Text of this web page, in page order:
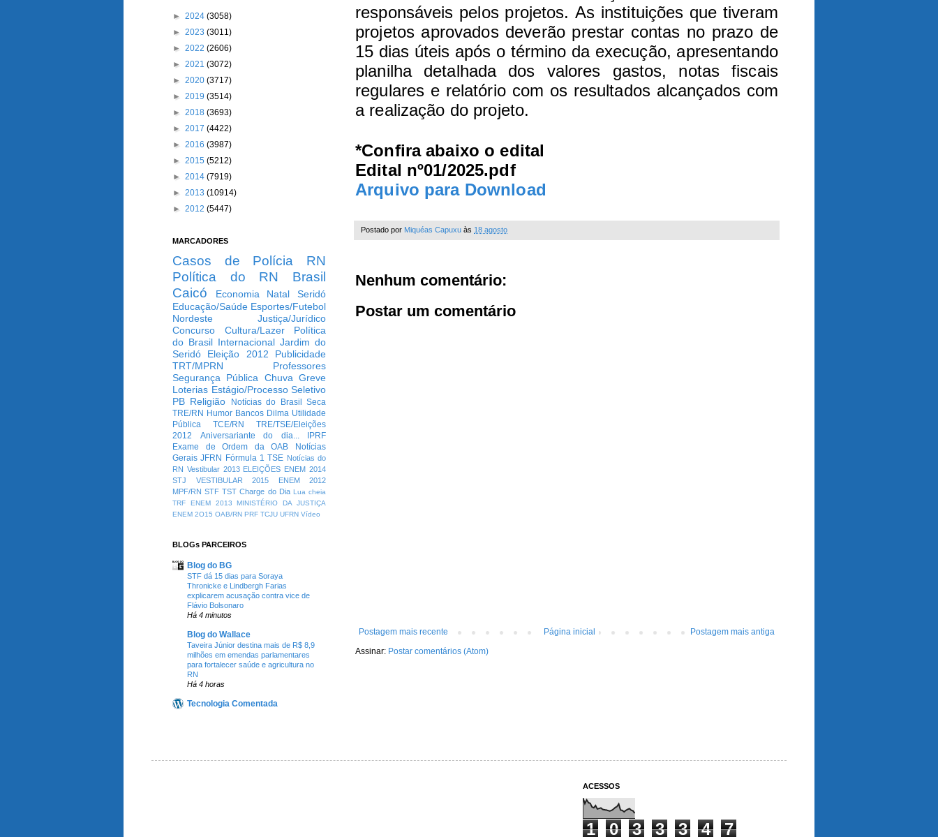
responsáveis pelos projetos.As instituições que tiveram
projetos aprovados deverão prestar contas no prazo de
15 dias úteis após o término da execução, apresentando
planilha detalhada dos valores gastos, notas fiscais
regulares e relatório com os resultados alcançados com
a realização do projeto.
*Confira abaixo o edital
Edital nº01/2025.pdf
Arquivo para Download
Postado por Miquéas Capuxu às 18 agosto
Nenhum comentário:
Postar um comentário
Postagem mais recente Postagem mais antiga
Página inicial
Assinar: Postar comentários (Atom)
► 2024 (3058)
► 2023 (3011)
► 2022 (2606)
► 2021 (3072)
► 2020 (3717)
► 2019 (3514)
► 2018 (3693)
► 2017 (4422)
► 2016 (3987)
► 2015 (5212)
► 2014 (7919)
► 2013 (10914)
► 2012 (5447)
MARCADORES
Casos de Polícia
RN
Política do RN
Brasil
Caicó
Economia Natal
Seridó
Educação/Saúde Esportes/Futebol
Nordeste
Justiça/Jurídico
Concurso
Cultura/Lazer
Política
do Brasil Internacional Jardim do
Seridó
Eleição 2012
Publicidade
TRT/MPRN
Professores
Segurança Pública Chuva Greve
Loterias Estágio/Processo Seletivo
PB Religião Notícias do Brasil
Seca
TRE/RN Humor Bancos Dilma Utilidade
Pública
TCE/RN
TRE/TSE/Eleições
2012
Aniversariante do dia...
IPRF
Exame de Ordem da OAB
Notícias
Gerais JFRN Fórmula 1 TSE Notícias do
RN Vestibular 2013 ELEIÇÕES ENEM 2014
STJ
VESTIBULAR 2015
ENEM 2012
MPF/RN STF TST Charge do Dia Lua cheia
TRF
ENEM 2013
MINISTÉRIO DA JUSTIÇA
ENEM 2O15 OAB/RN PRF TCJU UFRN Vídeo
BLOGs PARCEIROS
Blog do BG
STF dá 15 dias para Soraya
Thronicke e Lindbergh Farias
explicarem acusação contra vice de
Flávio Bolsonaro
Há 4 minutos
Blog do Wallace
Taveira Júnior destina mais de R$ 8,9
milhões em emendas parlamentares
para fortalecer saúde e agricultura no
RN
Há 4 horas
Tecnologia Comentada
ACESSOS
1 0 3 3 3 4 7